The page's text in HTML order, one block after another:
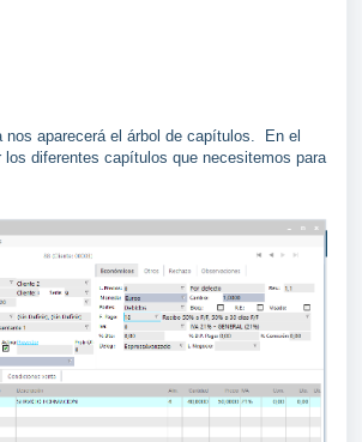
nos aparecerá el árbol de capítulos. En el
los diferentes capítulos que necesitemos para